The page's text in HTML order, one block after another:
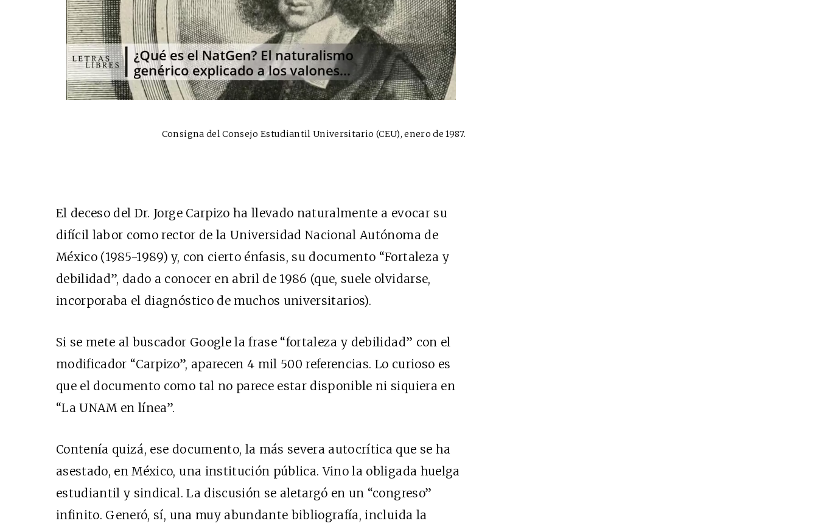
Consigna del Consejo Estudiantil Universitario (CEU), enero de 1987.
El deceso del Dr. Jorge Carpizo ha llevado naturalmente a evocar su
difícil labor como rector de la Universidad Nacional Autónoma de
México (1985-1989) y, con cierto énfasis, su documento “Fortaleza y
debilidad”, dado a conocer en abril de 1986 (que, suele olvidarse,
incorporaba el diagnóstico de muchos universitarios).
Si se mete al buscador Google la frase “fortaleza y debilidad” con el
modificador “Carpizo”, aparecen 4 mil 500 referencias. Lo curioso es
que el documento como tal no parece estar disponible ni siquiera en
“La UNAM en línea”.
Contenía quizá, ese documento, la más severa autocrítica que se ha
asestado, en México, una institución pública. Vino la obligada huelga
estudiantil y sindical. La discusión se aletargó en un “congreso”
infinito. Generó, sí, una muy abundante bibliografía, incluida la